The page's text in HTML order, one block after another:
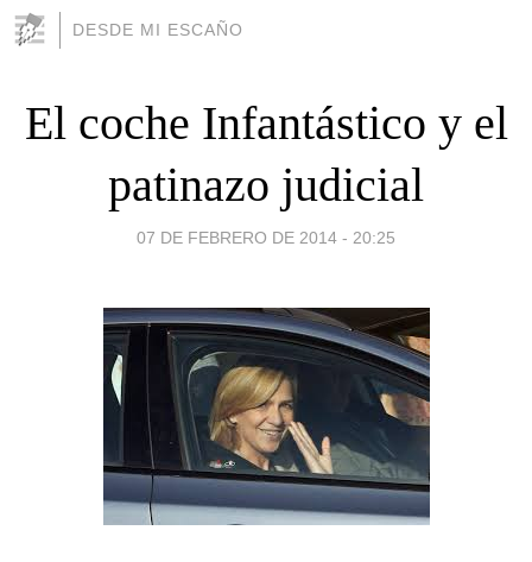
DESDE MI ESCAÑO
El coche Infantástico y el
patinazo judicial
07 DE FEBRERO DE 2014 - 20:25